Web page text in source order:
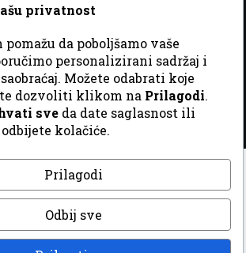
zadržana. Dizajn
privatnost
da poboljšamo vaše
personalizirani sadržaj i
Možete odabrati koje
dozvoliti klikom na Prilagodi.
sve da date saglasnost ili
odbijete kolačiće.
Prilagodi
Odbij sve